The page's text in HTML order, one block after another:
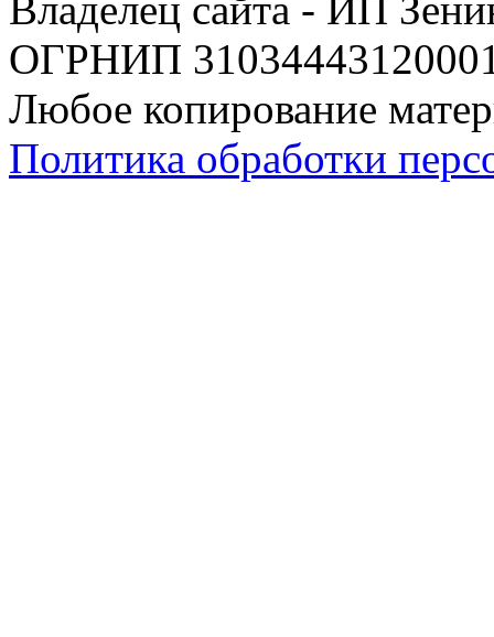
ОГРНИП
Любое копирование
Политика обработки